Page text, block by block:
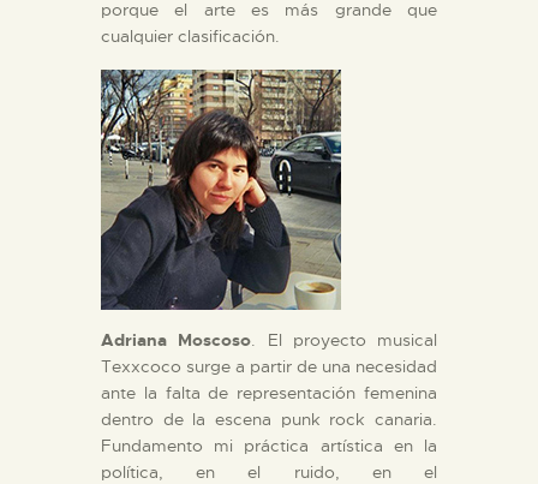
porque el arte es más grande que
cualquier clasificación.
Adriana Moscoso. El proyecto musical
Texxcoco surge a partir de una necesidad
ante la falta de representación femenina
dentro de la escena punk rock canaria.
Fundamento mi práctica artística en la
política, en el ruido, en el